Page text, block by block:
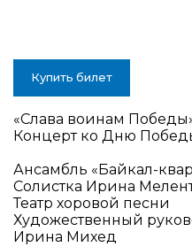
Купить билет
«Слава воинам
Концерт ко Дню
Ансамбль «Байкал-
Солистка Ирина
Театр хоровой песни
Художественный
Ирина Михед